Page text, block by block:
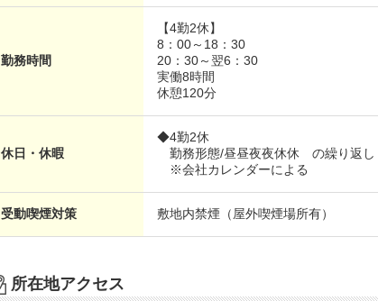
勤務時間
【4勤2休】
8：00～18：30
20：30～翌6：30
実働8時間
休憩120分
休日・休暇
◆4勤2休
勤務形態/昼昼夜夜休休 の繰り返し
※会社カレンダーによる
受動喫煙対策 敷地内禁煙（屋外喫煙場所有）
所在地アクセス